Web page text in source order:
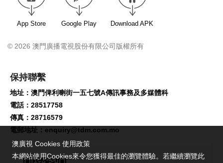
App Store Google Play Download APK
© 2026 澳門廣播電視股份有限公司版權所有
保持聯繫
地址：澳門俾利喇街一五七號A傳訊事務及多媒體科
電話：28517758
傳真：28716579
電郵地址： enquiry@tdm.com.mo
澳廣視 Cookies 使用政策
本網站使用Cookies來令您獲得最佳的瀏覽體驗。若繼續瀏覽此